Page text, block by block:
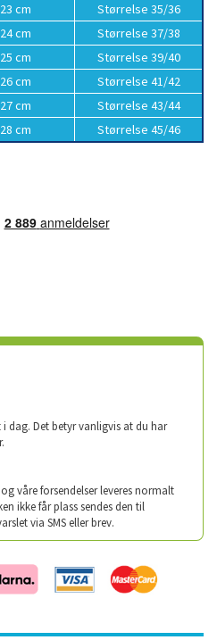
23 cm
Størrelse 35/36
24 cm
Størrelse 37/38
25 cm
Størrelse 39/40
26 cm
Størrelse 41/42
27 cm
Størrelse 43/44
28 cm Størrelse 45/46
dag. Det betyr vanligvis at du har
våre forsendelser leveres normalt
ikke får plass sendes den til
via SMS eller brev.